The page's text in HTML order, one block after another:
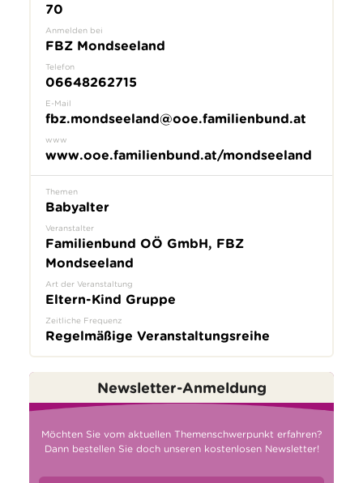
70
Anmelden bei
FBZ Mondseeland
Telefon
06648262715
E-Mail
fbz.mondseeland@ooe.familienbund.at
www
www.ooe.familienbund.at/mondseeland
Themen
Babyalter
Veranstalter
Familienbund OÖ GmbH, FBZ
Mondseeland
Art der Veranstaltung
Eltern-Kind Gruppe
Zeitliche Frequenz
Regelmäßige Veranstaltungsreihe
Newsletter-Anmeldung
Möchten Sie vom aktuellen Themenschwerpunkt erfahren?
Dann bestellen Sie doch unseren kostenlosen Newsletter!